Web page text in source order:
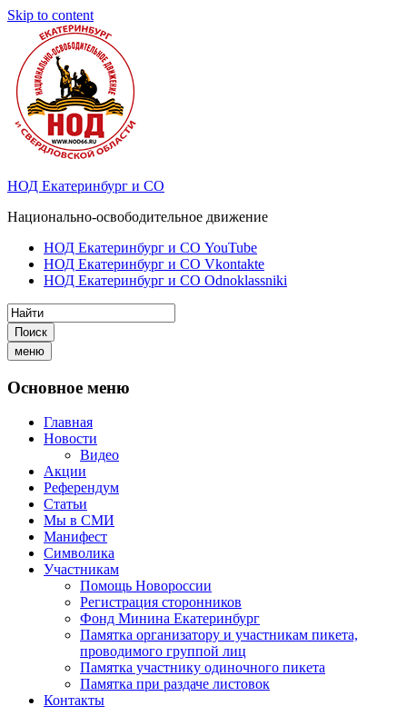
Skip to content
НОД Екатеринбург и СО
Национально-освободительное движение
НОД Екатеринбург и СО YouTube
НОД Екатеринбург и СО Vkontakte
НОД Екатеринбург и СО Odnoklassniki
Поиск
меню
Основное меню
Главная
Новости
Видео
Акции
Референдум
Статьи
Мы в СМИ
Манифест
Символика
Участникам
Помощь Новороссии
Регистрация сторонников
Фонд Минина Екатеринбург
Памятка организатору и участникам пикета,
проводимого группой лиц
Памятка участнику одиночного пикета
Памятка при раздаче листовок
Контакты